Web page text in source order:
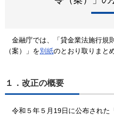
金融庁では、「貸金業法施行規
（案）」を別紙のとおり取りまと
１．改正の概要
令和５年５月19日に公布された